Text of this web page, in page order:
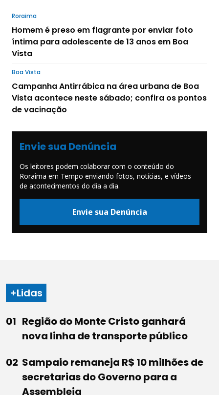
Roraima
Homem é preso em flagrante por enviar foto
íntima para adolescente de 13 anos em Boa
Vista
Boa Vista
Campanha Antirrábica na área urbana de Boa
Vista acontece neste sábado; confira os pontos
de vacinação
Envie sua Denúncia
Os leitores podem colaborar com o conteúdo do
Roraima em Tempo enviando fotos, notícias, e vídeos
de acontecimentos do dia a dia.
Envie sua Denúncia
+Lidas
Região do Monte Cristo ganhará
nova linha de transporte público
Sampaio remaneja R$ 10 milhões de
secretarias do Governo para a
Assembleia